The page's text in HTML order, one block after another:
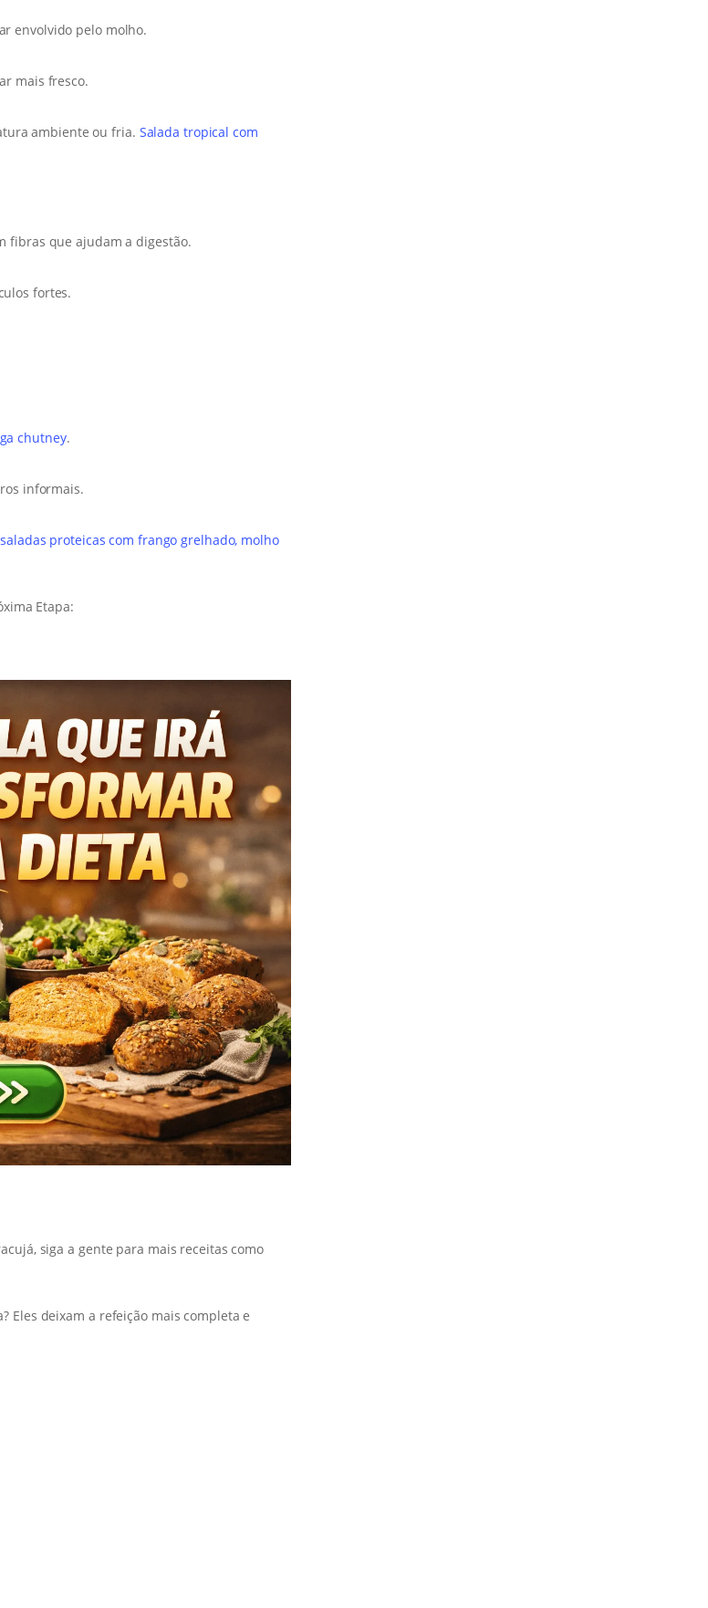
envolvido pelo molho.
mais fresco.
ambiente ou fria. Salada tropical com
fibras que ajudam a digestão.
fortes.
chutney.
informais.
saladas proteicas com frango grelhado, molho
Etapa:
siga a gente para mais receitas como
Eles deixam a refeição mais completa e